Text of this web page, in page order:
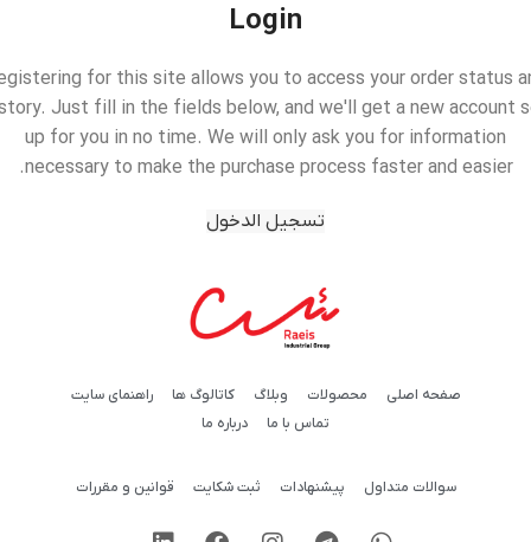
Login
for this site allows you to access your order status
Just fill in the fields below, and we'll get a new account
up for you in no time. We will only ask you for information
necessary to make the purchase process faster and easier.
تسجيل الدخول
صفحه اصلی محصولات وبلاگ کاتالوگ ها
راهنمای سایت
تماس با ما
درباره ما
سوالات متداول پیشنهادات ثبت شکایت قوانین و مقررات